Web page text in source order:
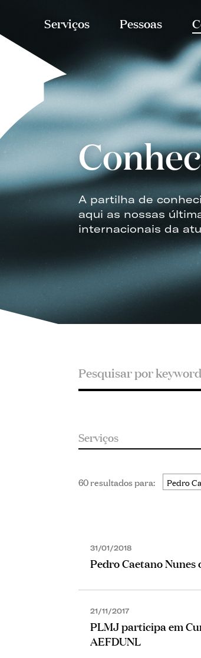
Serviços Pessoas
A partilha de
aqui as nossas
internacionais da
por
60 resultados para: Pedro
31/01/2018
Pedro Caetano
21/11/2017
PLMJ participa em
AEFDUNL